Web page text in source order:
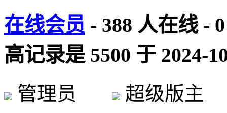
在线会员 - 388 人在线 - 0
高记录是 5500 于 2024-
管理员
超级版